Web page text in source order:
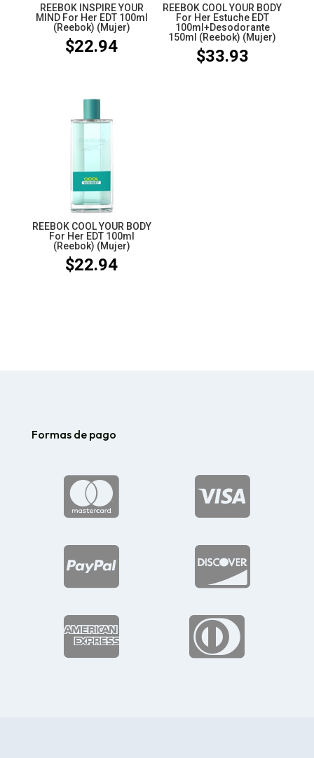
REEBOK INSPIRE YOUR
MIND For Her EDT 100ml
(Reebok) (Mujer)
$22.94
REEBOK COOL YOUR BODY
For Her Estuche EDT
100ml+Desodorante
150ml (Reebok) (Mujer)
$33.93
REEBOK COOL YOUR BODY
For Her EDT 100ml
(Reebok) (Mujer)
$22.94
Formas de pago





